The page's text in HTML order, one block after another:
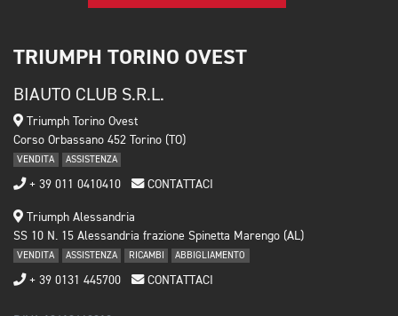
TRIUMPH TORINO OVEST
BIAUTO CLUB S.R.L.
Triumph Torino Ovest
Corso Orbassano 452 Torino (TO)
VENDITA ASSISTENZA
+ 39 011 0410410 CONTATTACI
Triumph Alessandria
SS 10 N. 15 Alessandria frazione Spinetta Marengo (AL)
VENDITA ASSISTENZA RICAMBI ABBIGLIAMENTO
+ 39 0131 445700 CONTATTACI